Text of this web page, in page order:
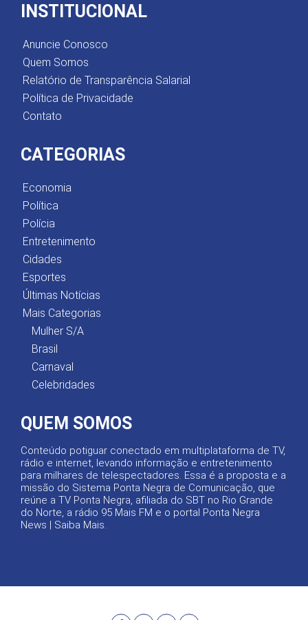
INSTITUCIONAL
Anuncie Conosco
Quem Somos
Relatório de Transparência Salarial
Política de Privacidade
Contato
CATEGORIAS
Economia
Política
Polícia
Entretenimento
Cidades
Esportes
Últimas Notícias
Mais Categorias
Mulher S/A
Brasil
Carnaval
Celebridades
QUEM SOMOS
Conteúdo potiguar conectado em multiplataforma de TV,
rádio e internet, levando informação e entretenimento
para milhares de telespectadores. Essa é a proposta e a
missão do Sistema Ponta Negra de Comunicação, que
reúne a TV Ponta Negra, afiliada do SBT no Rio Grande
do Norte, a rádio 95 Mais FM e o portal Ponta Negra
News | Saiba Mais.